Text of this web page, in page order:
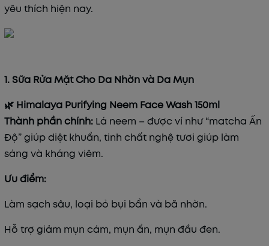
yêu thích hiện nay.
1. Sữa Rửa Mặt Cho Da Nhờn và Da Mụn
🌿 Himalaya Purifying Neem Face Wash 150ml
Thành phần chính: Lá neem – được ví như “matcha Ấn
Độ” giúp diệt khuẩn, tinh chất nghệ tươi giúp làm
sáng và kháng viêm.
Ưu điểm:
Làm sạch sâu, loại bỏ bụi bẩn và bã nhờn.
Hỗ trợ giảm mụn cám, mụn ẩn, mụn đầu đen.